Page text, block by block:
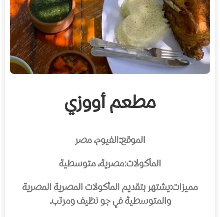
مطعم أووزي
الموقع:الفيوم، مصر
المأكولات:مصرية، متوسطية
مميزات:يشتهر بتقديم المأكولات المصرية المصرية
والمتوسطية في جو نظيف ومرتب.